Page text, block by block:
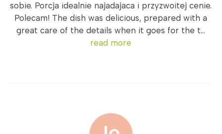
sobie. Porcja idealnie najadajaca i przyzwoitej cenie.
Polecam! The dish was delicious, prepared with a
great care of the details when it goes for the t...
read more